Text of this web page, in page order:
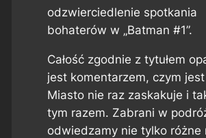
odzwierciedlenie spotkania
bohaterów w „Batman #1”.
Całość zgodnie z tytułem
jest komentarzem, czym
Miasto nie raz zaskakuje i
tym razem. Zabrani w
odwiedzamy nie tylko różne